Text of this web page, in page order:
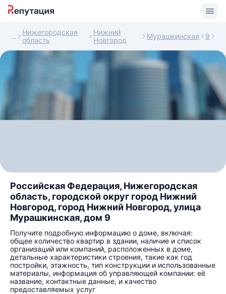
Нижегородская
область
Нижний
Новгород
Мурашкинская 9
Российская Федерация, Нижегородская
область, городской округ город Нижний
Новгород, город Нижний Новгород, улица
Мурашкинская, дом 9
Получите подробную информацию о доме, включая:
общее количество квартир в здании, наличие и список
организаций или компаний, расположенных в доме,
детальные характеристики строения, такие как год
постройки, этажность, тип конструкции и использованные
материалы, информация об управляющей компании: её
название, контактные данные, и качество
предоставляемых услуг